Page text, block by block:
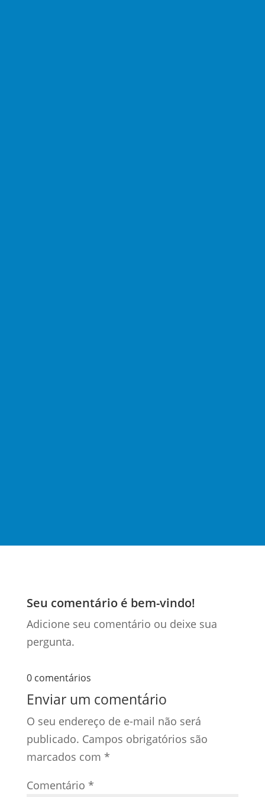
Seu comentário é bem-vindo!
Adicione seu comentário ou deixe sua
pergunta.
0 comentários
Enviar um comentário
O seu endereço de e-mail não será
publicado. Campos obrigatórios são
marcados com *
Comentário *